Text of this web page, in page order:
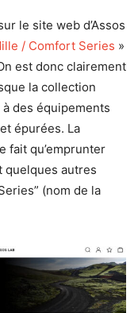
le site web d’Assos
/ Comfort Series »
est donc clairement
la collection
des équipements
épurées. La
fait qu’emprunter
quelques autres
(nom de la